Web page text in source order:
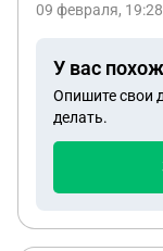
логике вещей
09 февраля, 19:28
У вас
Опишите свои
делать.